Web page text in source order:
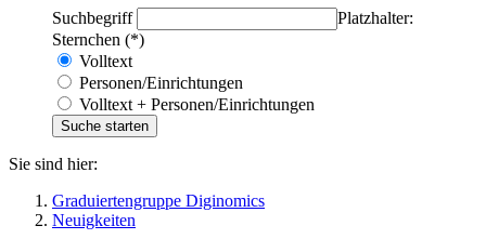
Suchbegriff
Platzhalter:
Sternchen (*)
Volltext
Personen/Einrichtungen
Volltext + Personen/Einrichtungen
Sie sind hier:
Graduiertengruppe Diginomics
Neuigkeiten